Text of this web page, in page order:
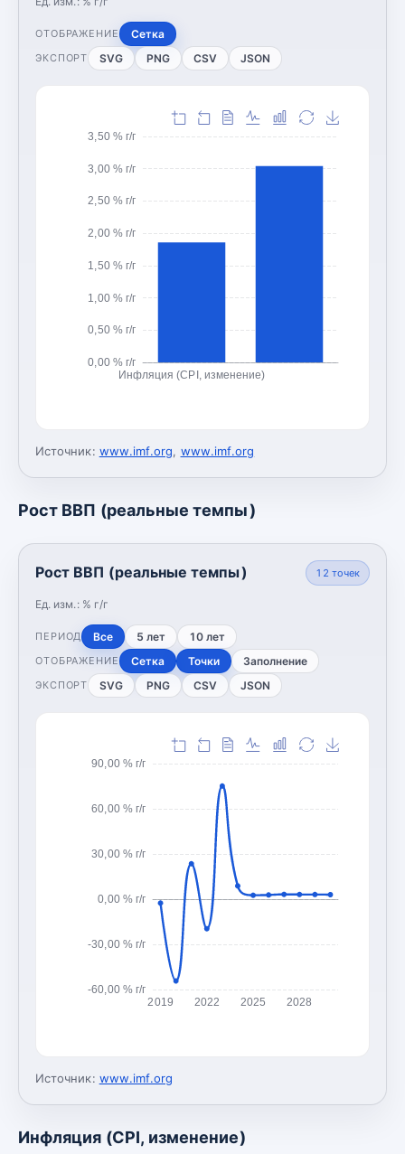
ОТОБРАЖЕНИЕ Сетка
ЭКСПОРТ SVG PNG CSV JSON
0,00 % г/г
0,50 % г/г
1,00 % г/г
1,50 % г/г
2,00 % г/г
2,50 % г/г
3,00 % г/г
3,50 % г/г
Инфляция (CPI, изменение)
Источник: www.imf.org, www.imf.org
Рост ВВП (реальные темпы)
Рост ВВП (реальные темпы)
Ед. изм.: % г/г
12 точек
ПЕРИОД Все 5 лет 10 лет
ОТОБРАЖЕНИЕ Сетка Точки Заполнение
ЭКСПОРТ SVG PNG CSV JSON
-60,00 % г/г
-30,00 % г/г
0,00 % г/г
30,00 % г/г
60,00 % г/г
90,00 % г/г
2019 2022 2025 2028
Источник: www.imf.org
Инфляция (CPI, изменение)